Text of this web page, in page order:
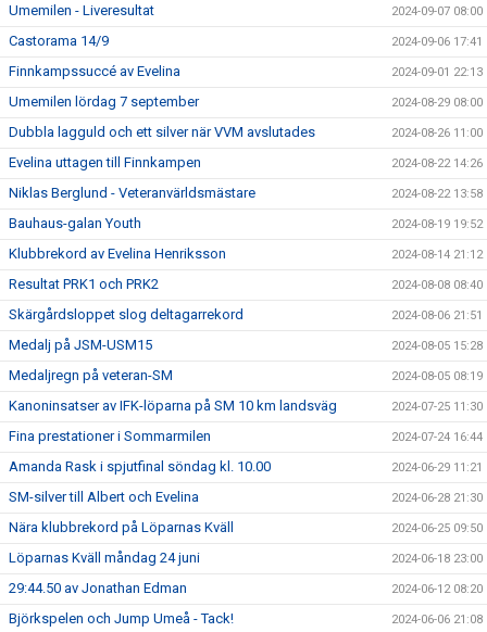
Umemilen - Liveresultat 2024-09-07 08:00
Castorama 14/9 2024-09-06 17:41
Finnkampssuccé av Evelina 2024-09-01 22:13
Umemilen lördag 7 september 2024-08-29 08:00
Dubbla lagguld och ett silver när VVM avslutades 2024-08-26 11:00
Evelina uttagen till Finnkampen 2024-08-22 14:26
Niklas Berglund - Veteranvärldsmästare 2024-08-22 13:58
Bauhaus-galan Youth 2024-08-19 19:52
Klubbrekord av Evelina Henriksson 2024-08-14 21:12
Resultat PRK1 och PRK2 2024-08-08 08:40
Skärgårdsloppet slog deltagarrekord 2024-08-06 21:51
Medalj på JSM-USM15 2024-08-05 15:28
Medaljregn på veteran-SM 2024-08-05 08:19
Kanoninsatser av IFK-löparna på SM 10 km landsväg 2024-07-25 11:30
Fina prestationer i Sommarmilen 2024-07-24 16:44
Amanda Rask i spjutfinal söndag kl. 10.00 2024-06-29 11:21
SM-silver till Albert och Evelina 2024-06-28 21:30
Nära klubbrekord på Löparnas Kväll 2024-06-25 09:50
Löparnas Kväll måndag 24 juni 2024-06-18 23:00
29:44.50 av Jonathan Edman 2024-06-12 08:20
Björkspelen och Jump Umeå - Tack! 2024-06-06 21:08